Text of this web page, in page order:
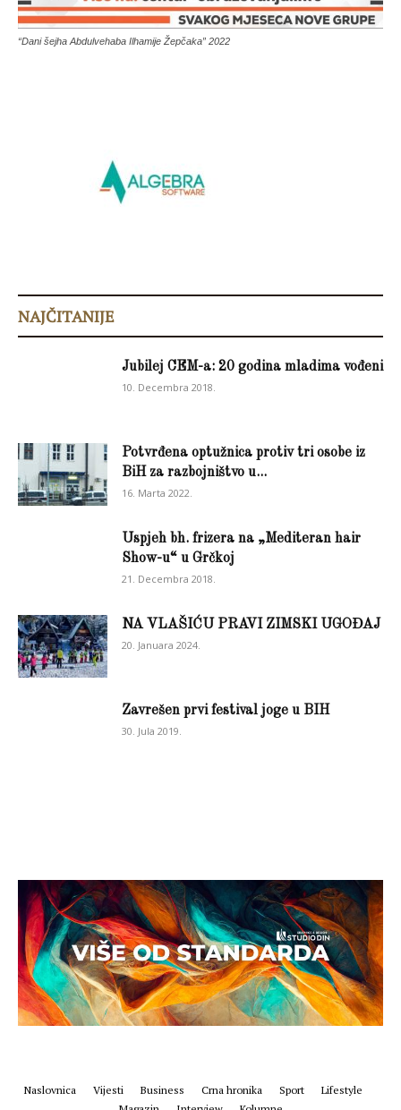
“Dani šejha Abdulvehaba Ilhamije Žepčaka” 2022
NAJČITANIJE
Jubilej CEM-a: 20 godina mladima vođeni
10. Decembra 2018.
Potvrđena optužnica protiv tri osobe iz
BiH za razbojništvo u...
16. Marta 2022.
Uspjeh bh. frizera na „Mediteran hair
Show-u“ u Grčkoj
21. Decembra 2018.
NA VLAŠIĆU PRAVI ZIMSKI UGOĐAJ
20. Januara 2024.
Zavrešen prvi festival joge u BIH
30. Jula 2019.
Naslovnica Vijesti Business Crna hronika Sport
Lifestyle